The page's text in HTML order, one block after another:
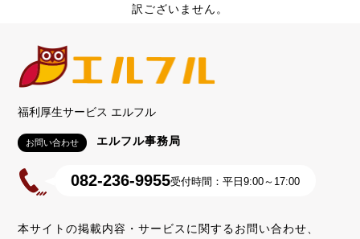
訳ございません。
福利厚生サービス エルフル
お問い合わせ エルフル事務局
082-236-9955受付時間：平日9:00～17:00
本サイトの掲載内容・サービスに関するお問い合わせ、